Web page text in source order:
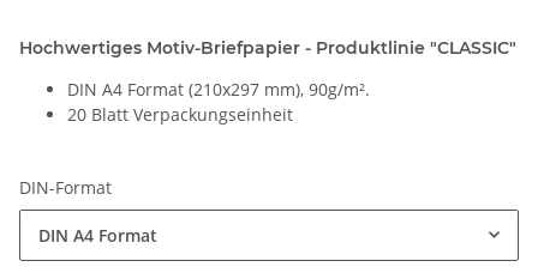
Hochwertiges Motiv-Briefpapier - Produktlinie "CLASSIC"
DIN A4 Format (210x297 mm), 90g/m².
20 Blatt Verpackungseinheit
DIN-Format
DIN A4 Format